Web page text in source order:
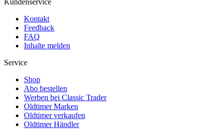
Kundenservice
Kontakt
Feedback
FAQ
Inhalte melden
Service
Shop
Abo bestellen
Werben bei Classic Trader
Oldtimer Marken
Oldtimer verkaufen
Oldtimer Händler